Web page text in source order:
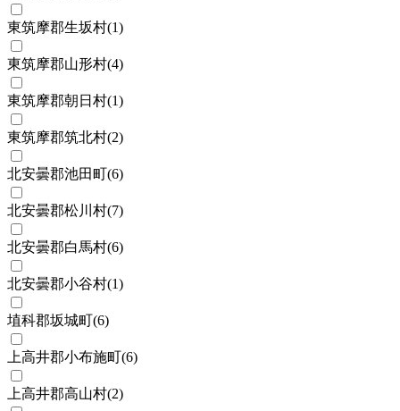
東筑摩郡生坂村(1)
東筑摩郡山形村(4)
東筑摩郡朝日村(1)
東筑摩郡筑北村(2)
北安曇郡池田町(6)
北安曇郡松川村(7)
北安曇郡白馬村(6)
北安曇郡小谷村(1)
埴科郡坂城町(6)
上高井郡小布施町(6)
上高井郡高山村(2)